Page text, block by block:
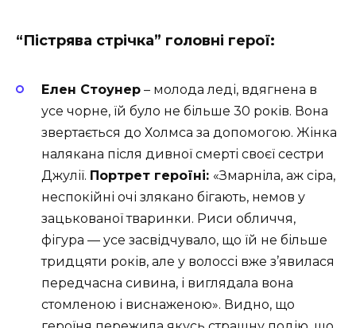
“Пістрява стрічка” головні герої:
Елен Стоунер – молода леді, вдягнена в
усе чорне, їй було не більше 30 років. Вона
звертається до Холмса за допомогою. Жінка
налякана після дивної смерті своєї сестри
Джулії. Портрет героїні: «Змарніла, аж сіра,
неспокійні очі злякано бігають, немов у
зацькованої тваринки. Риси обличчя,
фігура — усе засвідчувало, що їй не більше
тридцяти років, але у волоссі вже з’явилася
передчасна сивина, і виглядала вона
стомленою і виснаженою». Видно, що